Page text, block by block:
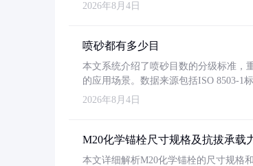
2026年8月4日
喷砂都有多少目
本文系统介绍了喷砂目数的分级标准，
的应用场景。数据来源包括ISO 8503-1
2026年8月4日
M20化学锚栓尺寸规格及抗拔承载
本文详细解析M20化学锚栓的尺寸规格